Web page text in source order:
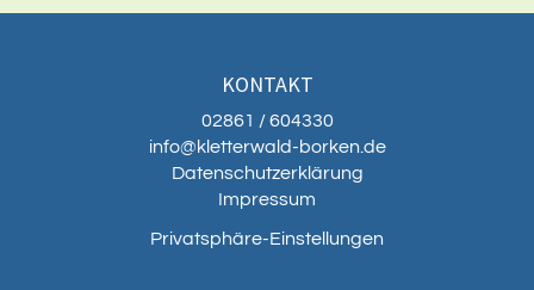
KONTAKT
02861 / 604330
info@kletterwald-borken.de
Datenschutzerklärung
Impressum
Privatsphäre-Einstellungen